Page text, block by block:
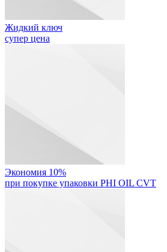
Жидкий ключ
супер цена
Экономия 10%
при покупке упаковки PHI OIL CVT